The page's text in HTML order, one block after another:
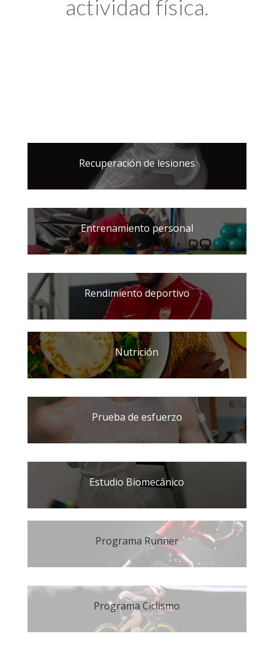
actividad física.
Recuperación de lesiones
Entrenamiento personal
Rendimiento deportivo
Nutrición
Prueba de esfuerzo
Estudio Biomecánico
Programa Runner
Programa Ciclismo